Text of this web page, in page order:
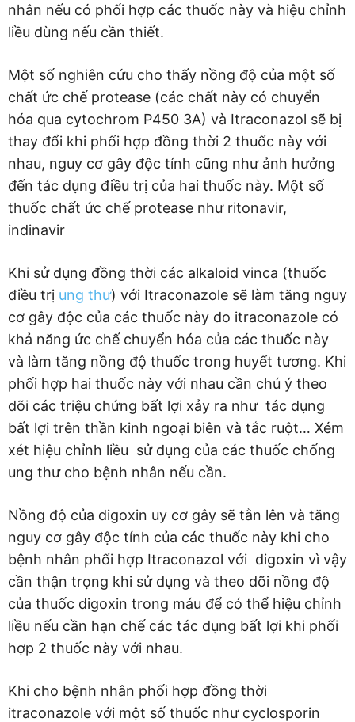
nhân nếu có phối hợp các thuốc này và hiệu chỉnh
liều dùng nếu cần thiết.
Một số nghiên cứu cho thấy nồng độ của một số
chất ức chế protease (các chất này có chuyển
hóa qua cytochrom P450 3A) và Itraconazol sẽ bị
thay đổi khi phối hợp đồng thời 2 thuốc này với
nhau, nguy cơ gây độc tính cũng như ảnh hưởng
đến tác dụng điều trị của hai thuốc này. Một số
thuốc chất ức chế protease như ritonavir,
indinavir
Khi sử dụng đồng thời các alkaloid vinca (thuốc
điều trị ung thư) với Itraconazole sẽ làm tăng nguy
cơ gây độc của các thuốc này do itraconazole có
khả năng ức chế chuyển hóa của các thuốc này
và làm tăng nồng độ thuốc trong huyết tương. Khi
phối hợp hai thuốc này với nhau cần chú ý theo
dõi các triệu chứng bất lợi xảy ra như tác dụng
bất lợi trên thần kinh ngoại biên và tắc ruột… Xém
xét hiệu chỉnh liều sử dụng của các thuốc chống
ung thư cho bệnh nhân nếu cần.
Nồng độ của digoxin uy cơ gây sẽ tằn lên và tăng
nguy cơ gây độc tính của các thuốc này khi cho
bệnh nhân phối hợp Itraconazol với digoxin vì vậy
cần thận trọng khi sử dụng và theo dõi nồng độ
của thuốc digoxin trong máu để có thể hiệu chỉnh
liều nếu cần hạn chế các tác dụng bất lợi khi phối
hợp 2 thuốc này với nhau.
Khi cho bệnh nhân phối hợp đồng thời
itraconazole với một số thuốc như cyclosporin